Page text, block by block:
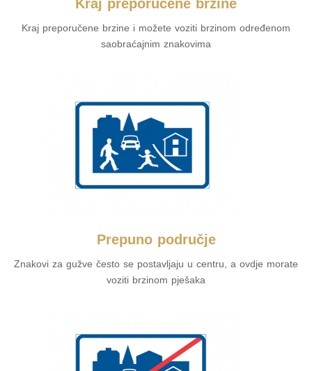
Kraj preporučene brzine i možete voziti brzinom određenom
saobraćajnim znakovima
Prepuno područje
Znakovi za gužve često se postavljaju u centru, a ovdje morate
voziti brzinom pješaka